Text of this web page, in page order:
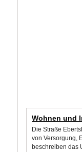
Wohnen und
Die Straße
von Versorgung,
beschreiben das